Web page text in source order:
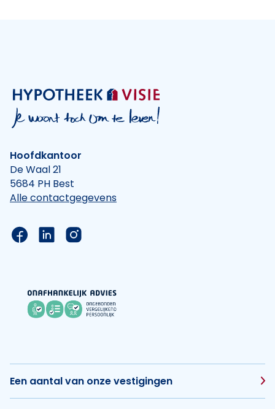
Hoofdkantoor
De Waal 21
5684 PH Best
Alle contactgegevens
Link naar de Facebook pagina van Hypotheek
Link naar de LinkedIn pagina van
Link naar de Instagram pagina van
Een aantal van onze vestigingen